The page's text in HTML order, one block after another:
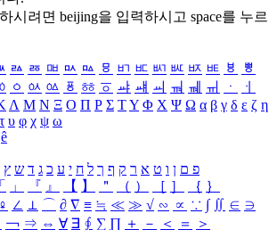
시려면 beijing을 입력하시고 space를 누르
ㅬ ㅭ ㅮ ㅯ ㅰ ㅱ ㅲ ㅳ ㅴ ㅵ ㅶ ㅷ ㅸ
ㅹ
ㆁ ㆂ ㆃ ㆄ ㆅ ㆆ ㆇ ㆈ ㆉ ㆊ ㆋ ㆌ ㆍ
ㆎ
Λ Μ Ν Ξ Ο Π Ρ Σ ΤΥ Φ Χ Ψ Ω α β γ δ ε ζ η
τ υ φ χ ψ ω
ê
פ ם ן ו ט א ר ק ף ך ל ח י ע כ ג ד ש ץ
「 」 『 』 【 】 ＂ （ ） ［ ］ ｛ ｝
♀ ∠ ⊥ ⌒ ∂ ∇ ≡ ≒ ≪ ≫ √ ∽ ∝ ∵ ∫ ∬ ∈ ∋
￢ ⇒ ⇔ ∀ ∃ ∮ ∑ ∏ ＋ － ＜ ＝
＞